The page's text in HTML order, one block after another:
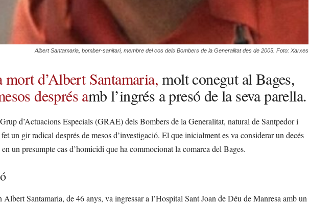
Albert Santamaria, bomber-sanitari, membre del cos dels Bombers de la Generalitat des de 2005. Foto: Xarxes
d’Albert Santamaria, molt conegut al Bages,
després amb l’ingrés a presó de la seva parella.
d’Actuacions Especials (GRAE) dels Bombers de la Generalitat, natural de Santpedor i
un gir radical després de mesos d’investigació. El que inicialment es va considerar un decés
en un presumpte cas d’homicidi que ha commocionat la comarca del Bages.
Albert Santamaria, de 46 anys, va ingressar a l’Hospital Sant Joan de Déu de Manresa amb un